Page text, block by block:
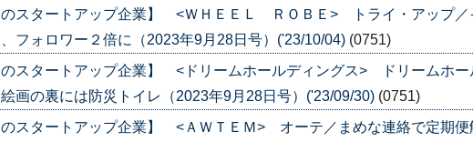
のスタートアップ企業】 <ＷＨＥＥＬ ＲＯＢＥ> トライ・アップ／
フォロワー２倍に（2023年9月28日号）('23/10/04) (0751)
のスタートアップ企業】 <ドリームホールディングス> ドリームホー
画の裏には防災トイレ（2023年9月28日号）('23/09/30) (0751)
のスタートアップ企業】 <ＡＷＴＥＭ> オーテ／まめな連絡で定期便